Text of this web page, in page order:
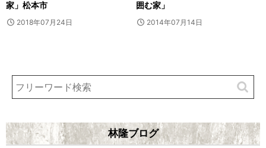
家」松本市
2018年07月24日
囲む家」
2014年07月14日
林隆ブログ